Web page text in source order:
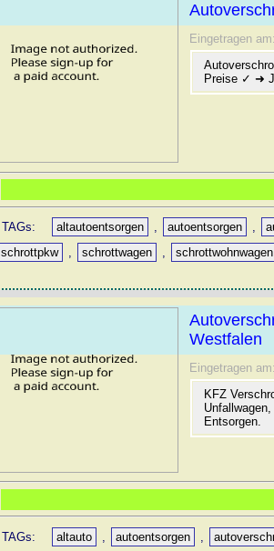
Eingetragen
Preise ✓ ➜
TAGs: altautoentsorgen , autoentsorgen ,
schrottpkw
, schrottwagen , schrottwohnwagen
Westfalen
Eingetragen
KFZ
Entsorgen.
TAGs: altauto , autoentsorgen ,